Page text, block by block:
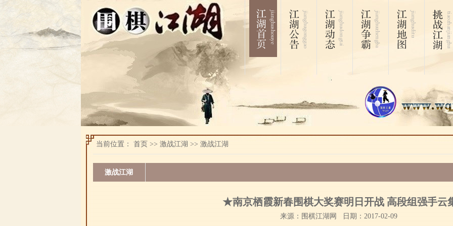
当前位置： 首页 >> 激战江湖 >> 激战江湖
激战江湖
★南京栖霞新春围棋大奖赛明日开战 高段组强手云
来源：围棋江湖网 日期：2017-02-09